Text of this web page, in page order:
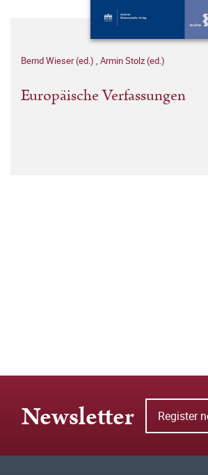
Bernd Wieser (ed.) Armin Stolz (ed.)
Europäische Verfassungen
Newsletter Register